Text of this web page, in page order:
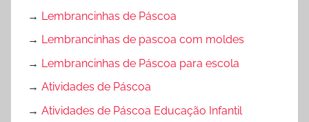
→ Lembrancinhas de Páscoa
→ Lembrancinhas de pascoa com moldes
→ Lembrancinhas de Páscoa para escola
→ Atividades de Páscoa
→ Atividades de Páscoa Educação Infantil